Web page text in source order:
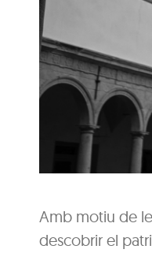
Amb motiu de
descobrir el